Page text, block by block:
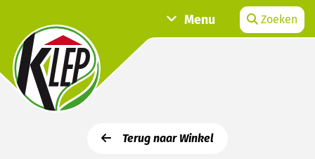
Menu Zoeken
Terug naar Winkel